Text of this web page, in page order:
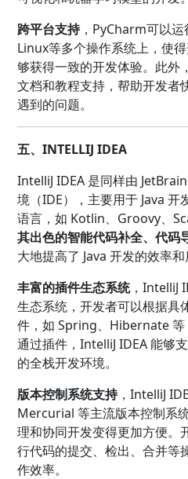
跨平台支持，PyCharm可以运
Linux等多个操作系统上，使
够获得一致的开发体验。此外
文档和教程支持，帮助开发者
遇到的问题。
五、INTELLIJ IDEA
IntelliJ IDEA 是同样由
境（IDE），主要用于 Java
语言，如 Kotlin、Groovy、
其出色的智能代码补全、代码
大地提高了 Java 开发的效率和
丰富的插件生态系统，IntelliJ
生态系统，开发者可以根据具
件，如 Spring、Hibernate 等
通过插件，IntelliJ IDEA 能够
的全栈开发环境。
版本控制系统支持，IntelliJ
Mercurial 等主流版本控制系
理和协同开发变得更加方便。
行代码的提交、检出、合并等
作效率。